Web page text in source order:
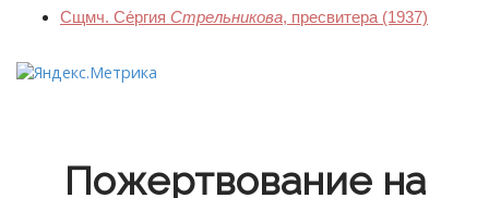
Сщмч. Се́ргия Стрельникова, пресвитера (1937)
Пожертвование на